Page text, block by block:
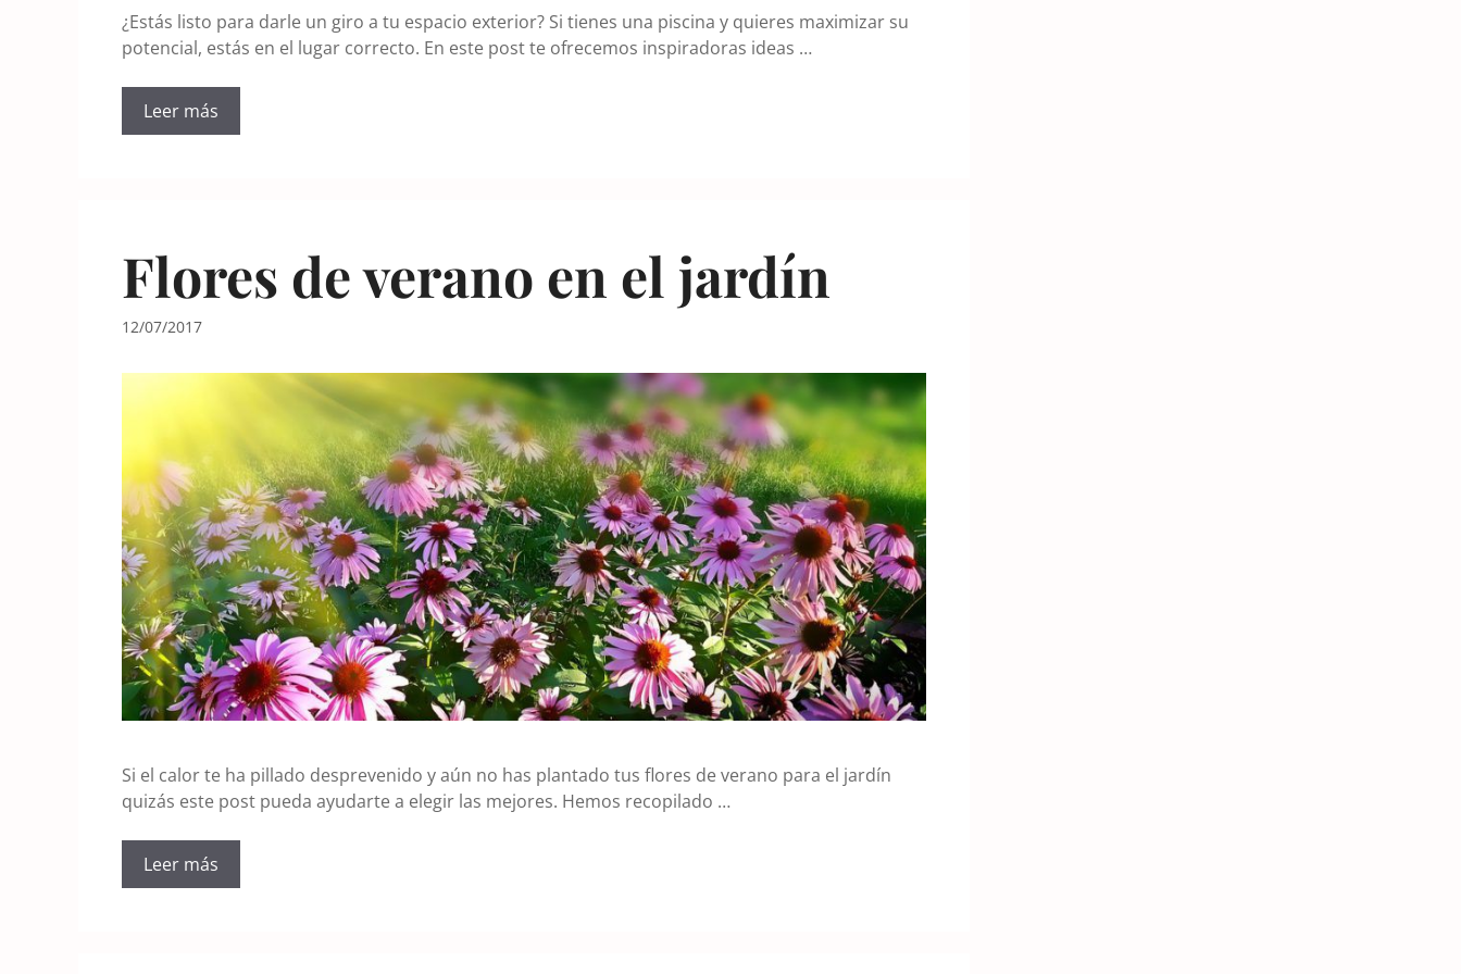
¿Estás listo para darle un giro a tu espacio exterior? Si tienes una piscina y quieres maximizar su
potencial, estás en el lugar correcto. En este post te ofrecemos inspiradoras ideas …
Leer más
Flores de verano en el jardín
12/07/2017
Si el calor te ha pillado desprevenido y aún no has plantado tus flores de verano para el jardín
quizás este post pueda ayudarte a elegir las mejores. Hemos recopilado …
Leer más